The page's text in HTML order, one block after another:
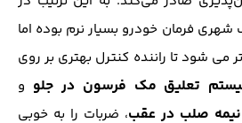
فرمان خودرو بسیار نرم بوده اما
شود تا راننده کنترل بهتری بر روی
تعلیق مک فرسون در جلو و
صلب در عقب، ضربات را به خوبی